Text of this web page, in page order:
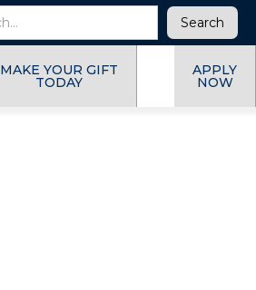
MAKE YOUR GIFT
TODAY
APPLY
NOW